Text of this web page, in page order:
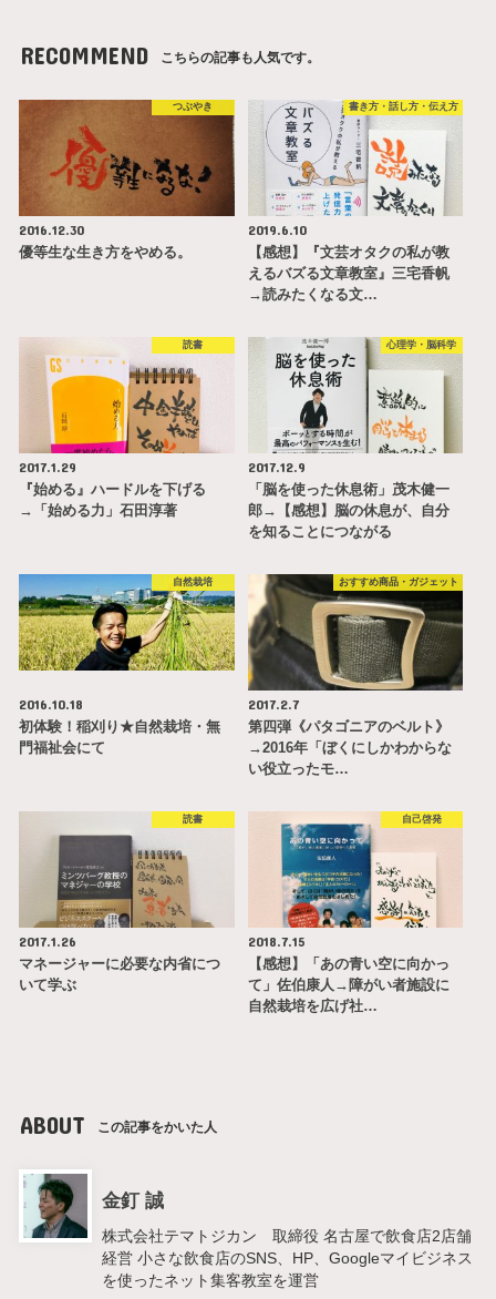
RECOMMEND こちらの記事も人気です。
つぶやき
2016.12.30
優等生な生き方をやめる。
書き方・話し方・伝え方
2019.6.10
【感想】『文芸オタクの私が教
えるバズる文章教室』三宅香帆
→読みたくなる文…
読書
2017.1.29
『始める』ハードルを下げる
→「始める力」石田淳著
心理学・脳科学
2017.12.9
「脳を使った休息術」茂木健一
郎→【感想】脳の休息が、自分
を知ることにつながる
自然栽培
2016.10.18
初体験！稲刈り★自然栽培・無
門福祉会にて
おすすめ商品・ガジェット
2017.2.7
第四弾《パタゴニアのベルト》
→2016年「ぼくにしかわからな
い役立ったモ…
読書
2017.1.26
マネージャーに必要な内省につ
いて学ぶ
自己啓発
2018.7.15
【感想】「あの青い空に向かっ
て」佐伯康人→障がい者施設に
自然栽培を広げ社…
ABOUT この記事をかいた人
金釘 誠
株式会社テマトジカン 取締役 名古屋で飲食店2店舗
経営 小さな飲食店のSNS、HP、Googleマイビジネス
を使ったネット集客教室を運営